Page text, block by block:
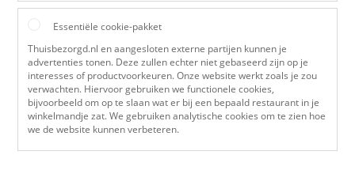
Essentiële cookie-pakket
Thuisbezorgd.nl en aangesloten externe partijen kunnen je
advertenties tonen. Deze zullen echter niet gebaseerd zijn op je
interesses of productvoorkeuren. Onze website werkt zoals je zou
verwachten. Hiervoor gebruiken we functionele cookies,
bijvoorbeeld om op te slaan wat er bij een bepaald restaurant in je
winkelmandje zat. We gebruiken analytische cookies om te zien hoe
we de website kunnen verbeteren.